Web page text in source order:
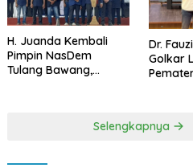
H. Juanda Kembali
Pimpin NasDem
Tulang Bawang,
Dr.
Golkar
Selengkapnya